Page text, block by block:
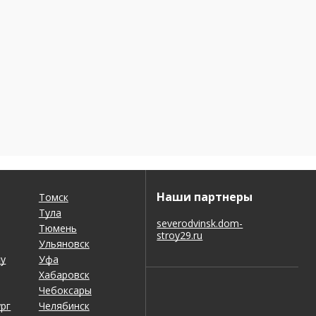
Томск
Тула
Тюмень
Ульяновск
Уфа
Хабаровск
Чебоксары
Челябинск
Наши партнеры
severodvinsk.dom-
stroy29.ru